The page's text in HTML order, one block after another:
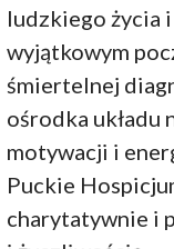
ludzkiego życia
wyjątkowym
śmiertelnej
ośrodka układu
motywacji i
Puckie
charytatywnie i